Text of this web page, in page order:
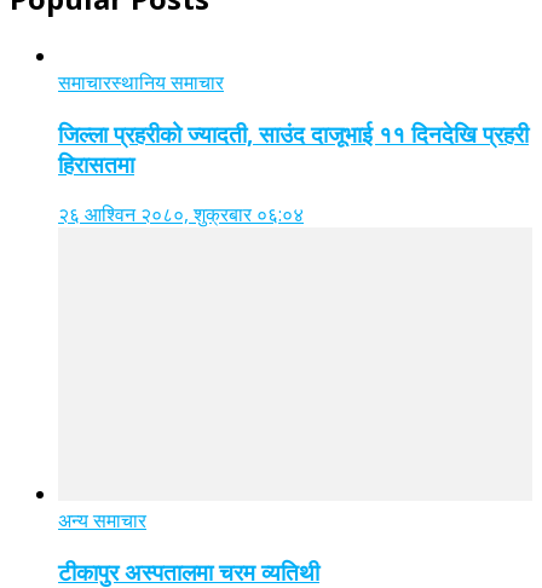
समाचारस्थानिय समाचार
जिल्ला प्रहरीको ज्यादती, साउंद दाजूभाई ११ दिनदेखि प्रहरी
हिरासतमा
२६ आश्विन २०८०, शुक्रबार ०६:०४
अन्य समाचार
टीकापुर अस्पतालमा चरम व्यतिथी